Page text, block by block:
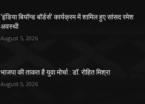
‘इंडिया बियॉन्ड बॉर्डर्स’ कार्यक्रम में शामिल हुए सांसद रमेश
अवस्थी
August 5, 2026
भाजपा की ताकत है युवा मोर्चा : डॉ. रोहित मिश्रा
August 5, 2026